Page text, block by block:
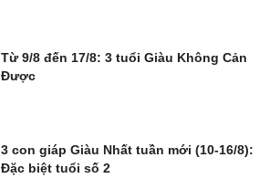
Từ 9/8 đến 17/8: 3 tuổi Giàu Không Cản
Được
3 con giáp Giàu Nhất tuần mới (10-16/8):
Đặc biệt tuổi số 2